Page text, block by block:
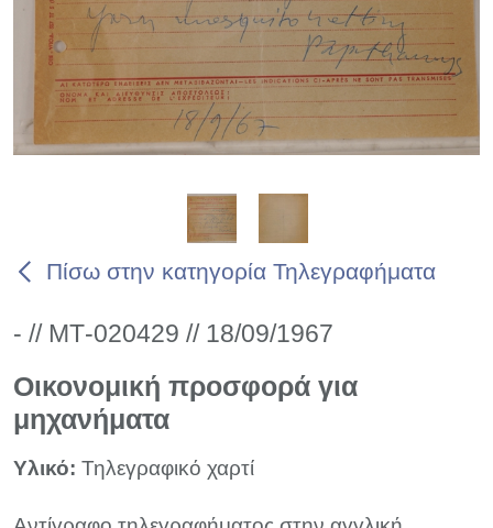
Πίσω στην κατηγορία Τηλεγραφήματα
- // ΜΤ-020429 // 18/09/1967
Οικονομική προσφορά για
μηχανήματα
Υλικό: Τηλεγραφικό χαρτί